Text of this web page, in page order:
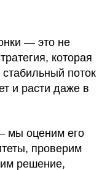
— это не
, которая
стабильный поток
и расти даже в
мы оценим его
, проверим
решение,